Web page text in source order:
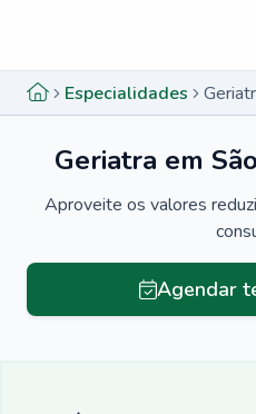
Especialidades
Geriatra em
Aproveite os valores
Agendar